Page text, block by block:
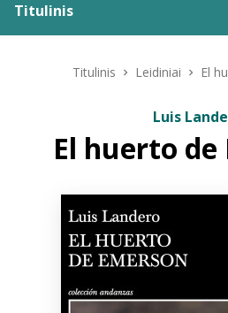
Titulinis
ELVIS atvyksta
Naujienos
Bibliotekoms
Titulinis Leidiniai El
Luis
El huerto de